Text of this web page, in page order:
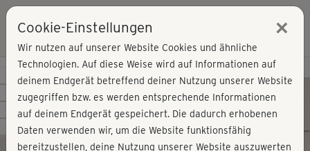
Play
Kursvorschau - Jetzt mitmachen!
Cookie-Einstellungen ×
Wir nutzen auf unserer Website Cookies und ähnliche
Technologien. Auf diese Weise wird auf Informationen auf
deinem Endgerät betreffend deiner Nutzung unserer Website
zugegriffen bzw. es werden entsprechende Informationen
auf deinem Endgerät gespeichert. Die dadurch erhobenen
Daten verwenden wir, um die Website funktionsfähig
bereitzustellen, deine Nutzung unserer Website auszuwerten